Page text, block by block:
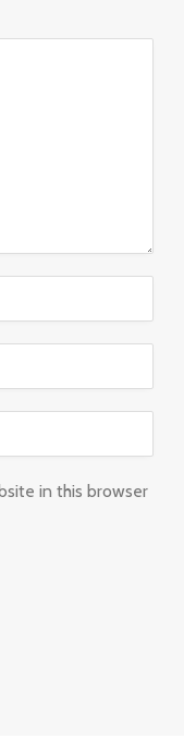
in this browser